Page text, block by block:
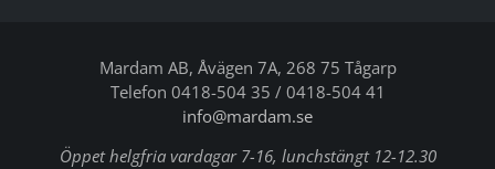
Mardam AB, Åvägen 7A, 268 75 Tågarp
Telefon 0418-504 35 / 0418-504 41
info@mardam.se
Öppet helgfria vardagar 7-16, lunchstängt 12-12.30